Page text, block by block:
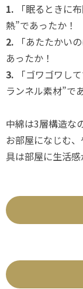
1. 「眠るときに
熱”であったか！
2. 「あたたかい
あったか！
3. 「ゴワゴワし
ランネル素材”で
中綿は3層構造な
お部屋になじむ
具は部屋に生活